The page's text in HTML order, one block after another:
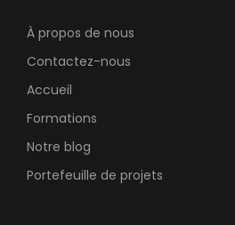
À propos de nous
Contactez-nous
Accueil
Formations
Notre blog
Portefeuille de projets